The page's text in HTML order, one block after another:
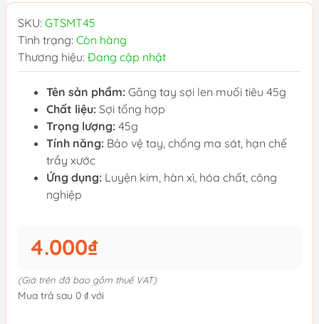
SKU: GTSMT45
Tình trạng: Còn hàng
Thương hiệu: Đang cập nhật
Tên sản phẩm: Găng tay sợi len muối tiêu 45g
Chất liệu: Sợi tổng hợp
Trọng lượng: 45g
Tính năng: Bảo vệ tay, chống ma sát, hạn chế
trầy xước
Ứng dụng: Luyện kim, hàn xì, hóa chất, công
nghiệp
4.000₫
(Giá trên đã bao gồm thuế VAT)
Mua trả sau 0 ₫ với